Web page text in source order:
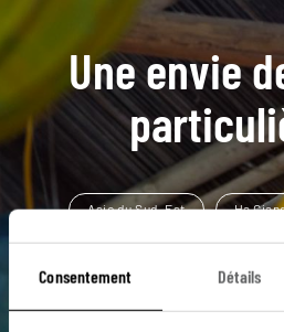
Consentement Détails
Une envie
Asie du Sud-Est Ha